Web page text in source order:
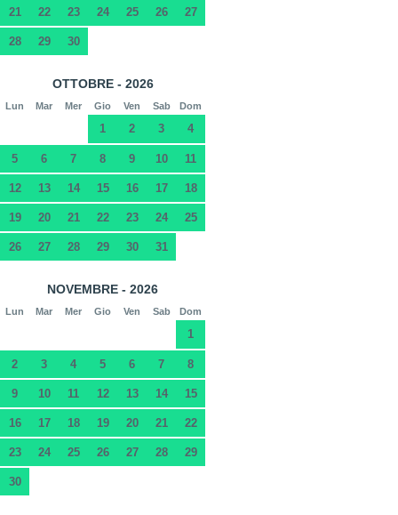
21 22 23 24 25 26 27
28 29 30
OTTOBRE - 2026
Lun Mar Mer Gio Ven Sab Dom
1 2 3 4
5 6 7 8 9 10 11
12 13 14 15 16 17 18
19 20 21 22 23 24 25
26 27 28 29 30 31
NOVEMBRE - 2026
Lun Mar Mer Gio Ven Sab Dom
1
2 3 4 5 6 7 8
9 10 11 12 13 14 15
16 17 18 19 20 21 22
23 24 25 26 27 28 29
30